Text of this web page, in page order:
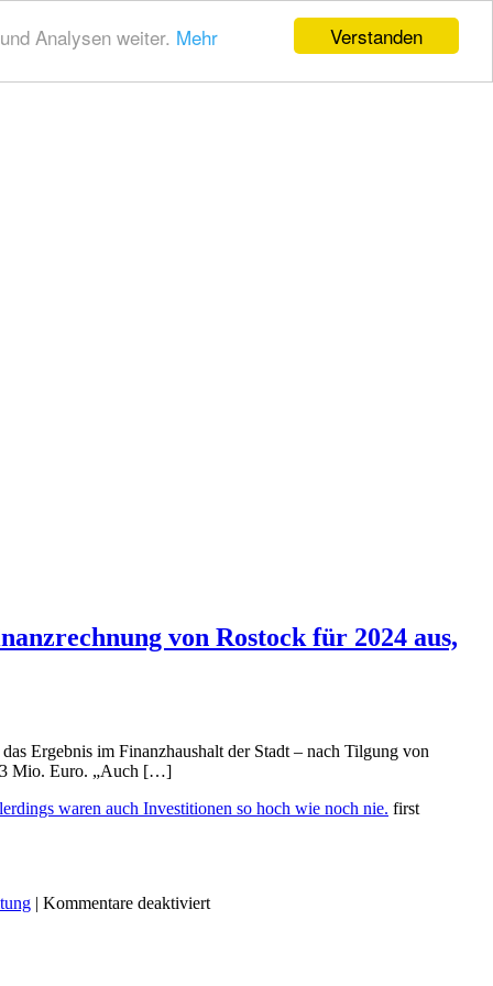
Verstanden
Analysen weiter. Mehr
von Rostock für 2024 aus,
Ergebnis im Finanzhaushalt der Stadt – nach Tilgung von
Mio. Euro. „Auch […]
waren auch Investitionen so hoch wie noch nie. first
| Kommentare deaktiviertfür